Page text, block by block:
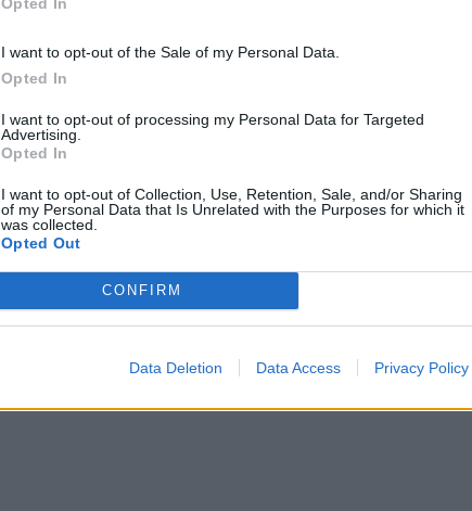
I want to opt-out of the Sale of my Personal Data.
Opted In
I want to opt-out of processing my Personal Data for Targeted
Advertising.
Opted In
I want to opt-out of Collection, Use, Retention, Sale, and/or Sharing
of my Personal Data that Is Unrelated with the Purposes for which it
was collected.
Opted Out
CONFIRM
Data Deletion Data Access Privacy Policy